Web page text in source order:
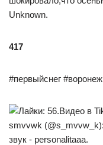
417
#первыйснег #воронеж